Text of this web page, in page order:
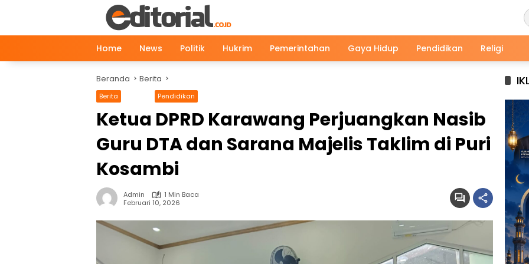
Home
News Politik Hukrim Pemerintahan Gaya Hidup Pendidikan Religi
Beranda Berita
Berita Pendidikan
Ketua DPRD Karawang Perjuangkan Nasib
Guru DTA dan Sarana Majelis Taklim di Puri
Kosambi
Admin
1 Min Baca
Februari 10, 2026